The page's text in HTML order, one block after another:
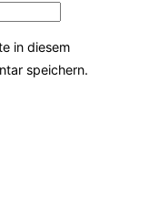
in diesem
speichern.